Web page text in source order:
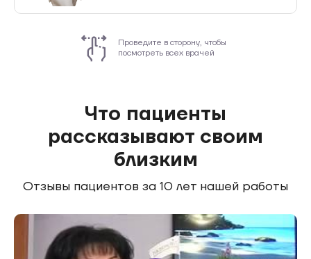
Проведите в сторону, чтобы
посмотреть всех врачей
Что пациенты
рассказывают своим
близким
Отзывы пациентов за 10 лет нашей работы